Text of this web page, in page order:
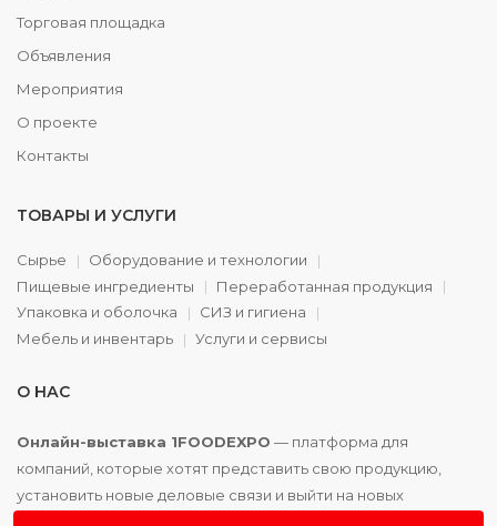
Торговая площадка
Объявления
Мероприятия
О проекте
Контакты
ТОВАРЫ И УСЛУГИ
Сырье
Оборудование и технологии
Пищевые ингредиенты
Переработанная продукция
Упаковка и оболочка
СИЗ и гигиена
Мебель и инвентарь
Услуги и сервисы
О НАС
Онлайн-выставка 1FOODEXPO — платформа для
компаний, которые хотят представить свою продукцию,
установить новые деловые связи и выйти на новых